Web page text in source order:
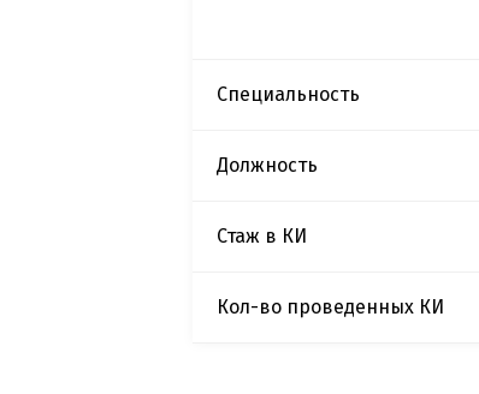
Специальность
Должность
Стаж в КИ
Кол-во проведенных КИ